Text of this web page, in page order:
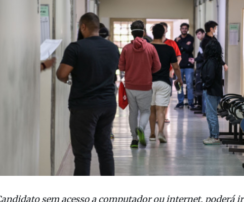
Candidato sem acesso a computador ou internet, poderá